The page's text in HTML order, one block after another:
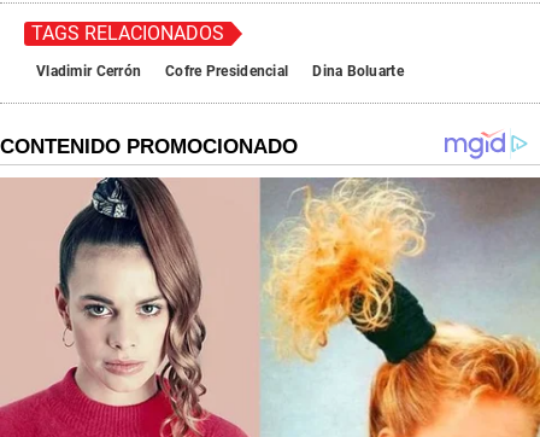
TAGS RELACIONADOS
Vladimir Cerrón Cofre Presidencial Dina Boluarte